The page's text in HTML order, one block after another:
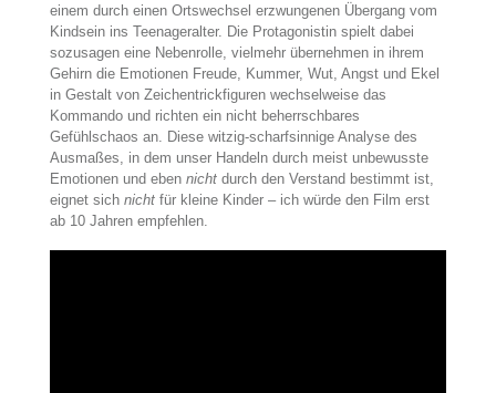
einem durch einen Ortswechsel erzwungenen Übergang vom
Kindsein ins Teenageralter. Die Protagonistin spielt dabei
sozusagen eine Nebenrolle, vielmehr übernehmen in ihrem
Gehirn die Emotionen Freude, Kummer, Wut, Angst und Ekel
in Gestalt von Zeichentrickfiguren wechselweise das
Kommando und richten ein nicht beherrschbares
Gefühlschaos an. Diese witzig-scharfsinnige Analyse des
Ausmaßes, in dem unser Handeln durch meist unbewusste
Emotionen und eben nichtdurch den Verstand bestimmt ist,
eignet sich nichtfür kleine Kinder – ich würde den Film erst
ab 10 Jahren empfehlen.